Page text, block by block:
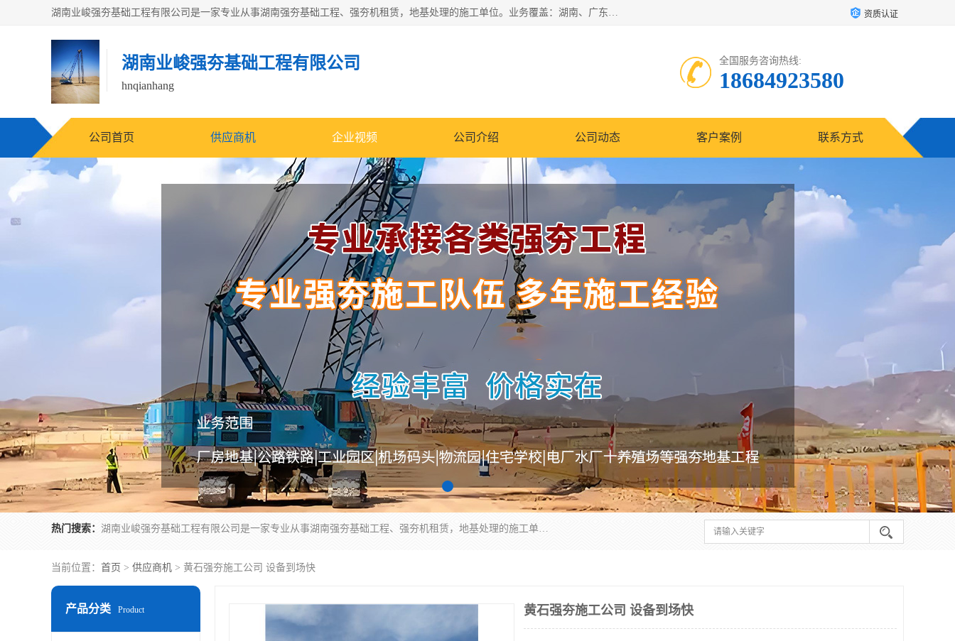
湖南业峻强夯基础工程有限公司是一家专业从事湖南强夯基础工程、强夯机租赁，地基处理的施工单位。业务覆盖：湖南、广东，江西等地。可承接1000KN.m-25000KN.m强夯（置换）工程。公司创始人是国内较早期从事强夯施工的建设者，经过多年的一步一个脚印的发展，在行业内具有较高的度和良好的口碑。 资质认证
湖南业峻强夯基础工程有限公司
hnqianhang
全国服务咨询热线:
18684923580
公司首页 供应商机 企业视频 公司介绍 公司动态 客户案例 联系方式
热门搜索： 湖南业峻强夯基础工程有限公司是一家专业从事湖南强夯基础工程、强夯机租赁，地基处理的施工单位。业务覆盖：湖南、广东，江西等地。可承接1000KN.m-25000KN.m强夯（置换）工程。公司创始人是国内较早期从事强夯施工的建设者，经过多年的一步一个脚印的发展，在行业内具有较高的度和良好的口碑。
当前位置： 首页 > 供应商机 > 黄石强夯施工公司 设备到场快
产品分类 Product 黄石强夯施工公司 设备到场快